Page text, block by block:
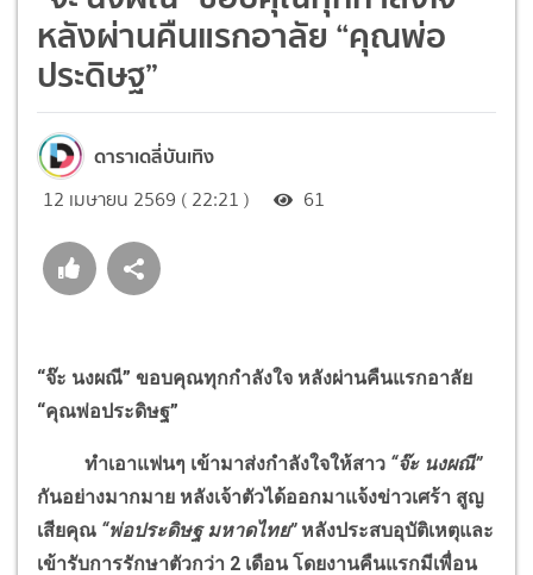
หลังผ่านคืนแรกอาลัย “คุณพ่อ
ประดิษฐ”
ดาราเดลี่บันเทิง
12 เมษายน 2569 ( 22:21 ) 61
“จ๊ะ นงผณี” ขอบคุณทุกกำลังใจ หลังผ่านคืนแรกอาลัย
“คุณพ่อประดิษฐ”
ทำเอาแฟนๆ เข้ามาส่งกำลังใจให้สาว “จ๊ะ นงผณี”
กันอย่างมากมาย หลังเจ้าตัวได้ออกมาแจ้งข่าวเศร้า สูญ
เสียคุณ “พ่อประดิษฐ มหาดไทย”หลังประสบอุบัติเหตุและ
เข้ารับการรักษาตัวกว่า 2 เดือน โดยงานคืนแรกมีเพื่อน